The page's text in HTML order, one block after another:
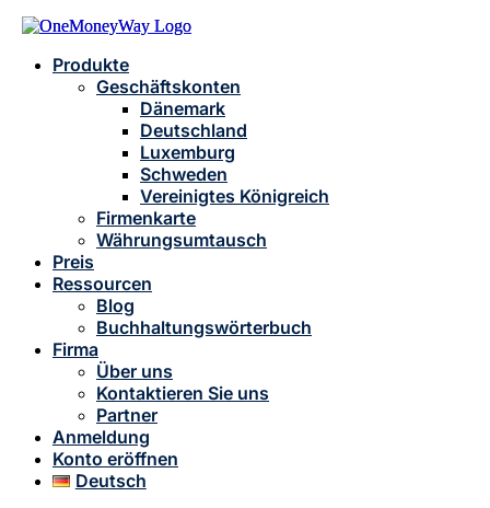
Produkte
Geschäftskonten
Dänemark
Deutschland
Luxemburg
Schweden
Vereinigtes Königreich
Firmenkarte
Währungsumtausch
Preis
Ressourcen
Blog
Buchhaltungswörterbuch
Firma
Über uns
Kontaktieren Sie uns
Partner
Anmeldung
Konto eröffnen
Deutsch